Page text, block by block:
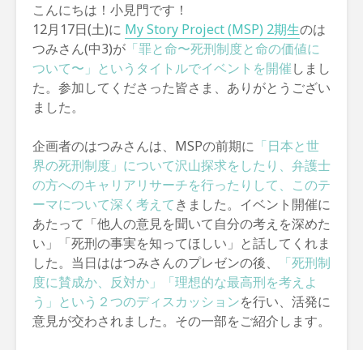
こんにちは！小見門です！
12月17日(土)に My Story Project (MSP) 2期生のは
つみさん(中3)が 「罪と命〜死刑制度と命の価値に
ついて〜」というタイトルでイベントを開催しまし
た。参加してくださった皆さま、ありがとうござい
ました。
企画者のはつみさんは、MSPの前期に 「日本と世
界の死刑制度」について沢山探求をしたり、弁護士
の方へのキャリアリサーチを行ったりして、このテ
ーマについて深く考えてきました。イベント開催に
あたって「他人の意見を聞いて自分の考えを深めた
い」「死刑の事実を知ってほしい」と話してくれま
した。当日ははつみさんのプレゼンの後、
「死刑制
度に賛成か、反対か」「理想的な最高刑を考えよ
う」という２つのディスカッションを行い、活発に
意見が交わされました。その一部をご紹介します。